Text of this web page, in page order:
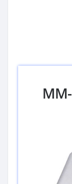
سوهان برقی تینا مدل MM-